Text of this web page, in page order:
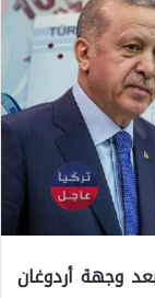
وجهة أردوغان